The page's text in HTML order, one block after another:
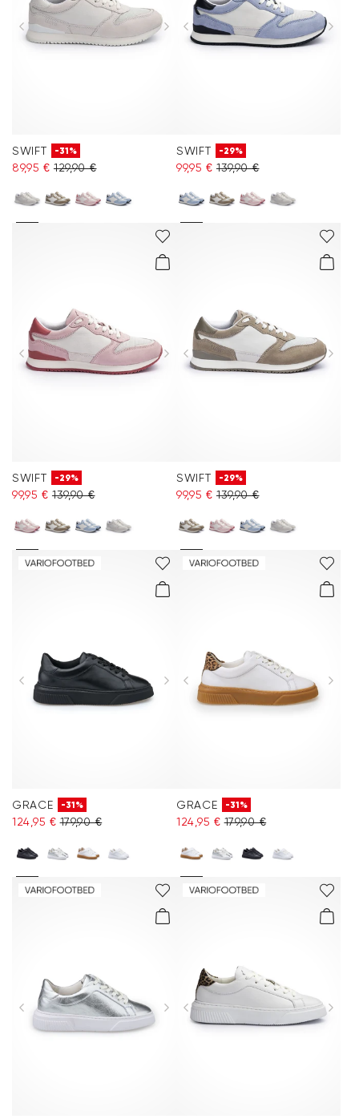
SWIFT -31%
89,95 € 129,90 €
SWIFT -29%
99,95 € 139,90 €
SWIFT -29%
99,95 € 139,90 €
SWIFT -29%
99,95 € 139,90 €
GRACE -31%
124,95 € 179,90 €
GRACE -31%
124,95 € 179,90 €